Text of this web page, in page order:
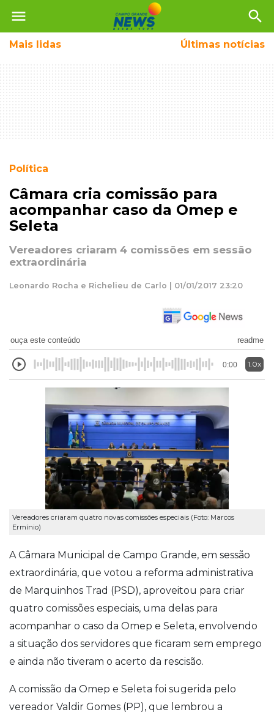
menu search
Mais lidas Últimas notícias
Política
Câmara cria comissão para
acompanhar caso da Omep e
Seleta
Vereadores criaram 4 comissões em sessão
extraordinária
Leonardo Rocha e Richelieu de Carlo | 01/01/2017 23:20
ouça este conteúdo readme
0:00 1.0x
Vereadores criaram quatro novas comissões especiais (Foto: Marcos
Ermínio)
A Câmara Municipal de Campo Grande, em sessão
extraordinária, que votou a reforma administrativa
de Marquinhos Trad (PSD), aproveitou para criar
quatro comissões especiais, uma delas para
acompanhar o caso da Omep e Seleta, envolvendo
a situação dos servidores que ficaram sem emprego
e ainda não tiveram o acerto da rescisão.
A comissão da Omep e Seleta foi sugerida pelo
vereador Valdir Gomes (PP), que lembrou a